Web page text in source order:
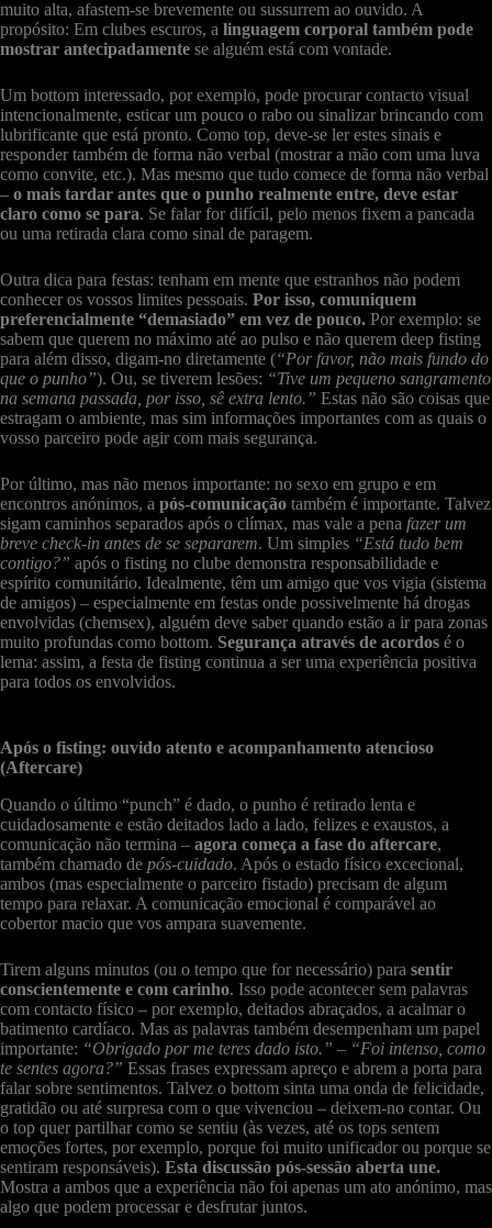
muito alta, afastem-se brevemente ou sussurrem ao ouvido. A
propósito: Em clubes escuros, a linguagem corporal também pode
mostrar antecipadamente se alguém está com vontade.
Um bottom interessado, por exemplo, pode procurar contacto visual
intencionalmente, esticar um pouco o rabo ou sinalizar brincando com
lubrificante que está pronto. Como top, deve-se ler estes sinais e
responder também de forma não verbal (mostrar a mão com uma luva
como convite, etc.). Mas mesmo que tudo comece de forma não verbal
– o mais tardar antes que o punho realmente entre, deve estar
claro como se para. Se falar for difícil, pelo menos fixem a pancada
ou uma retirada clara como sinal de paragem.
Outra dica para festas: tenham em mente que estranhos não podem
conhecer os vossos limites pessoais. Por isso, comuniquem
preferencialmente “demasiado” em vez de pouco. Por exemplo: se
sabem que querem no máximo até ao pulso e não querem deep fisting
para além disso, digam-no diretamente (“Por favor, não mais fundo do
que o punho”). Ou, se tiverem lesões: “Tive um pequeno sangramento
na semana passada, por isso, sê extra lento.” Estas não são coisas que
estragam o ambiente, mas sim informações importantes com as quais o
vosso parceiro pode agir com mais segurança.
Por último, mas não menos importante: no sexo em grupo e em
encontros anónimos, a pós-comunicação também é importante. Talvez
sigam caminhos separados após o clímax, mas vale a pena fazer um
breve check-in antes de se separarem. Um simples “Está tudo bem
contigo?” após o fisting no clube demonstra responsabilidade e
espírito comunitário. Idealmente, têm um amigo que vos vigia (sistema
de amigos) – especialmente em festas onde possivelmente há drogas
envolvidas (chemsex), alguém deve saber quando estão a ir para zonas
muito profundas como bottom. Segurança através de acordos é o
lema: assim, a festa de fisting continua a ser uma experiência positiva
para todos os envolvidos.
Após o fisting: ouvido atento e acompanhamento atencioso
(Aftercare)
Quando o último “punch” é dado, o punho é retirado lenta e
cuidadosamente e estão deitados lado a lado, felizes e exaustos, a
comunicação não termina – agora começa a fase do aftercare,
também chamado de pós-cuidado. Após o estado físico excecional,
ambos (mas especialmente o parceiro fistado) precisam de algum
tempo para relaxar. A comunicação emocional é comparável ao
cobertor macio que vos ampara suavemente.
Tirem alguns minutos (ou o tempo que for necessário) para sentir
conscientemente e com carinho. Isso pode acontecer sem palavras
com contacto físico – por exemplo, deitados abraçados, a acalmar o
batimento cardíaco. Mas as palavras também desempenham um papel
importante: “Obrigado por me teres dado isto.” – “Foi intenso, como
te sentes agora?” Essas frases expressam apreço e abrem a porta para
falar sobre sentimentos. Talvez o bottom sinta uma onda de felicidade,
gratidão ou até surpresa com o que vivenciou – deixem-no contar. Ou
o top quer partilhar como se sentiu (às vezes, até os tops sentem
emoções fortes, por exemplo, porque foi muito unificador ou porque se
sentiram responsáveis). Esta discussão pós-sessão aberta une.
Mostra a ambos que a experiência não foi apenas um ato anónimo, mas
algo que podem processar e desfrutar juntos.